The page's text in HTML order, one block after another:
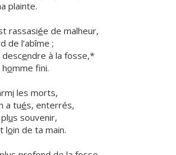
plainte.
rassasiée de malheur,
de l’abîme ;
descendre à la fosse,*
omme fini.
i les morts,
a tués, enterrés,
us souvenir,
loin de ta main.